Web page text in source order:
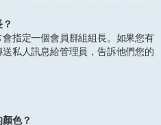
指定一個會員群組組長。如果您有
私人訊息給管理員，告訴他們您的
色？